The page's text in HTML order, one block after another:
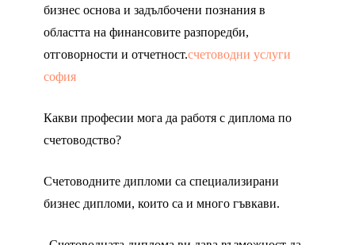
бизнес основа и задълбочени познания в
областта на финансовите разпоредби,
отговорности и отчетност.счетоводни услуги
софия
Какви професии мога да работя с диплома по
счетоводство?
Счетоводните дипломи са специализирани
бизнес дипломи, които са и много гъвкави.